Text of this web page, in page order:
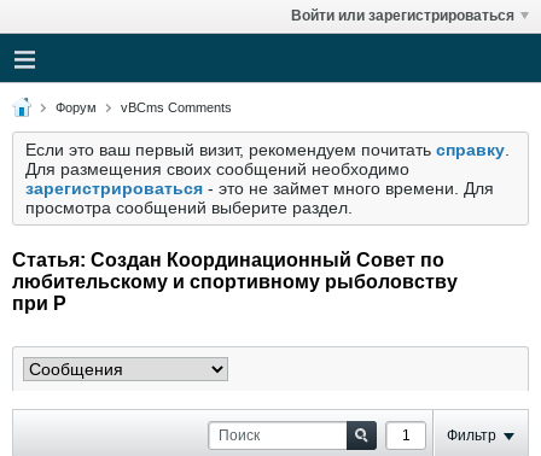
Войти или зарегистрироваться
Форум vBCms Comments
Если это ваш первый визит, рекомендуем почитать справку
Для размещения своих сообщений необходимо
зарегистрироваться - это не займет много времени. Для
просмотра сообщений выберите раздел.
Статья: Создан Координационный Совет по
любительскому и спортивному рыболовству
при Р
Фильтр